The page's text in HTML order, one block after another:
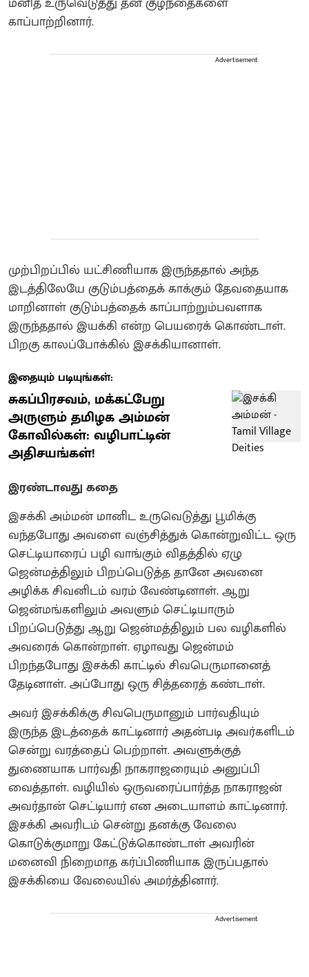
காப்பாற்றினார்.
Advertisement
முற்பிறப்பில் யட்சிணியாக இருந்ததால் அந்த
இடத்திலேயே குடும்பத்தைக் காக்கும் தேவதையாக
மாறினாள்‌ குடும்பத்தைக் காப்பாற்றும்பவளாக
இருந்ததால் இயக்கி என்ற பெயரைக் கொண்டாள்.
பிறகு காலப்போக்கில் இசக்கியானாள்.
இதையும் படியுங்கள்:
சுகப்பிரசவம், மக்கட்பேறு
அருளும் தமிழக அம்மன்
கோவில்கள்: வழிபாட்டின்
அதிசயங்கள்!
இரண்டாவது கதை
இசக்கி அம்மன் மானிட உருவெடுத்து பூமிக்கு
வந்தபோது அவளை வஞ்சித்துக் கொன்றுவிட்ட ஒரு
செட்டியாரைப் பழி வாங்கும் விதத்தில் ஏழு
ஜென்மத்திலும் பிறப்பெடுத்த தானே அவனை
அழிக்க சிவனிடம் வரம் வேண்டினாள். ஆறு
ஜென்மங்களிலும் அவளும் செட்டியாரும்
பிறப்பெடுத்து ஆறு ஜென்மத்திலும் பல வழிகளில்
அவரைக் கொன்றாள். ஏழாவது ஜென்மம்
பிறந்தபோது இசக்கி காட்டில் சிவபெருமானைத்
தேடினாள். அப்போது ஒரு சித்தரைத் கண்டாள்.
அவர் இசக்கிக்கு சிவபெருமானும் பார்வதியும்
இருந்த இடத்தைக் காட்டினார்‌ அதன்படி அவர்களிடம்
சென்று வரத்தைப் பெற்றாள். அவளுக்குத்
துணையாக பார்வதி நாகராஜரையும் அனுப்பி
வைத்தாள். வழியில் ஒருவரைப்பார்த்த நாகராஜன்
அவர்தான் செட்டியார் என அடையாளம் காட்டினார்.
இசக்கி அவரிடம் சென்று தனக்கு வேலை
கொடுக்குமாறு கேட்டுக்கொண்டாள்‌ அவரின்
மனைவி நிறைமாத கர்ப்பிணியாக இருப்பதால்
இசக்கியை வேலையில் அமர்த்தினார்.
Advertisement